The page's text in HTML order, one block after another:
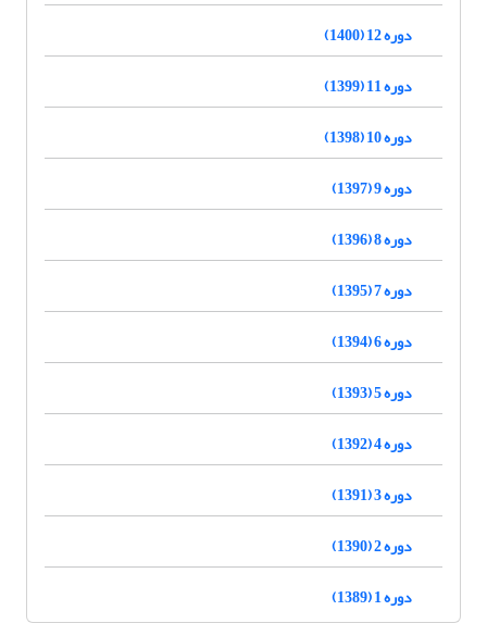
دوره 12 (1400)
دوره 11 (1399)
دوره 10 (1398)
دوره 9 (1397)
دوره 8 (1396)
دوره 7 (1395)
دوره 6 (1394)
دوره 5 (1393)
دوره 4 (1392)
دوره 3 (1391)
دوره 2 (1390)
دوره 1 (1389)